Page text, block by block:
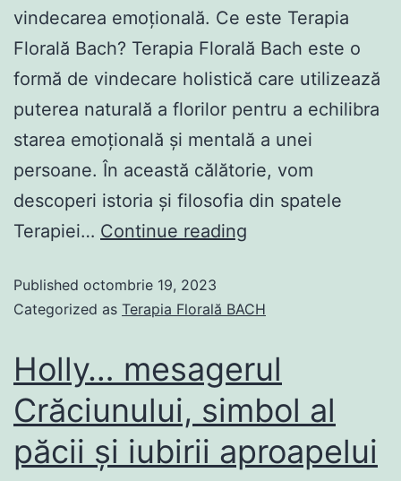
vindecarea emoțională. Ce este Terapia
Florală Bach? Terapia Florală Bach este o
formă de vindecare holistică care utilizează
puterea naturală a florilor pentru a echilibra
starea emoțională și mentală a unei
persoane. În această călătorie, vom
descoperi istoria și filosofia din spatele
Terapiei… Continue reading
Published octombrie 19, 2023
Categorized as Terapia Florală BACH
Holly… mesagerul
Crăciunului, simbol al
păcii și iubirii aproapelui